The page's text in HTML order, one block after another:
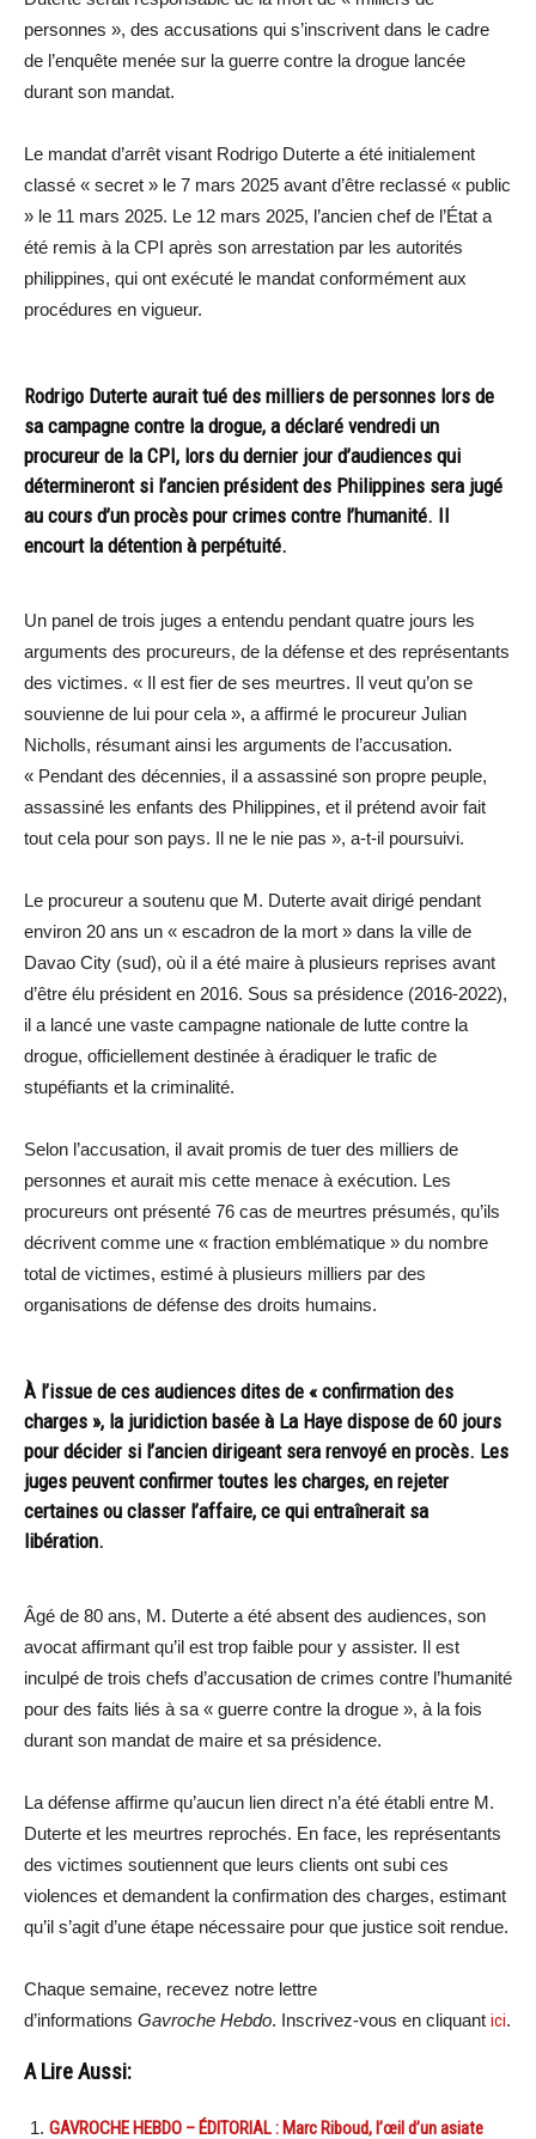
personnes », des accusations qui s’inscrivent dans le cadre
de l’enquête menée sur la guerre contre la drogue lancée
durant son mandat.
Le mandat d’arrêt visant Rodrigo Duterte a été initialement
classé « secret » le 7 mars 2025 avant d’être reclassé « public
» le 11 mars 2025. Le 12 mars 2025, l’ancien chef de l’État a
été remis à la CPI après son arrestation par les autorités
philippines, qui ont exécuté le mandat conformément aux
procédures en vigueur.
Rodrigo Duterte aurait tué des milliers de personnes lors de
sa campagne contre la drogue, a déclaré vendredi un
procureur de la CPI, lors du dernier jour d’audiences qui
détermineront si l’ancien président des Philippines sera jugé
au cours d’un procès pour crimes contre l’humanité. Il
encourt la détention à perpétuité.
Un panel de trois juges a entendu pendant quatre jours les
arguments des procureurs, de la défense et des représentants
des victimes. « Il est fier de ses meurtres. Il veut qu’on se
souvienne de lui pour cela », a affirmé le procureur Julian
Nicholls, résumant ainsi les arguments de l’accusation.
« Pendant des décennies, il a assassiné son propre peuple,
assassiné les enfants des Philippines, et il prétend avoir fait
tout cela pour son pays. Il ne le nie pas », a-t-il poursuivi.
Le procureur a soutenu que M. Duterte avait dirigé pendant
environ 20 ans un « escadron de la mort » dans la ville de
Davao City (sud), où il a été maire à plusieurs reprises avant
d’être élu président en 2016. Sous sa présidence (2016-2022),
il a lancé une vaste campagne nationale de lutte contre la
drogue, officiellement destinée à éradiquer le trafic de
stupéfiants et la criminalité.
Selon l’accusation, il avait promis de tuer des milliers de
personnes et aurait mis cette menace à exécution. Les
procureurs ont présenté 76 cas de meurtres présumés, qu’ils
décrivent comme une « fraction emblématique » du nombre
total de victimes, estimé à plusieurs milliers par des
organisations de défense des droits humains.
À l’issue de ces audiences dites de « confirmation des
charges », la juridiction basée à La Haye dispose de 60 jours
pour décider si l’ancien dirigeant sera renvoyé en procès. Les
juges peuvent confirmer toutes les charges, en rejeter
certaines ou classer l’affaire, ce qui entraînerait sa
libération.
Âgé de 80 ans, M. Duterte a été absent des audiences, son
avocat affirmant qu’il est trop faible pour y assister. Il est
inculpé de trois chefs d’accusation de crimes contre l’humanité
pour des faits liés à sa « guerre contre la drogue », à la fois
durant son mandat de maire et sa présidence.
La défense affirme qu’aucun lien direct n’a été établi entre M.
Duterte et les meurtres reprochés. En face, les représentants
des victimes soutiennent que leurs clients ont subi ces
violences et demandent la confirmation des charges, estimant
qu’il s’agit d’une étape nécessaire pour que justice soit rendue.
Chaque semaine, recevez notre lettre
d’informations Gavroche Hebdo. Inscrivez-vous en cliquant ici.
A Lire Aussi:
GAVROCHE HEBDO – ÉDITORIAL : Marc Riboud, l’œil d’un asiate